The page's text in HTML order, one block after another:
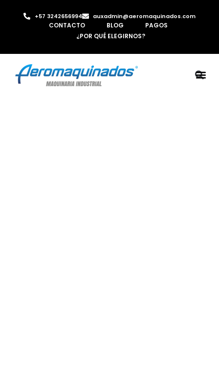
+57 3242656994 auxadmin@aeromaquinados.com
CONTACTO BLOG
PAGOS
¿POR QUÉ ELEGIRNOS?